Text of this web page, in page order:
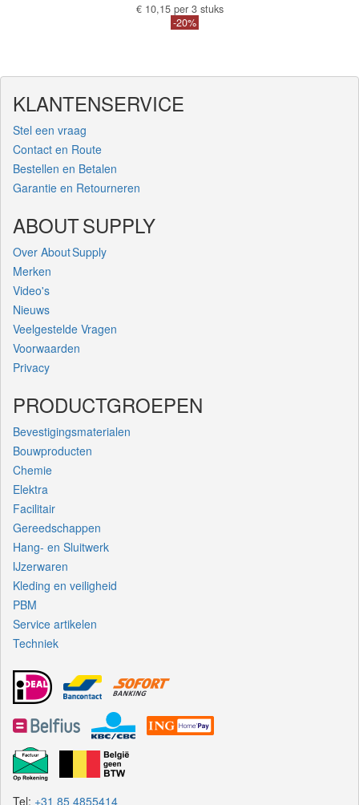
€ 10,15 per 3 stuks
-20%
KLANTENSERVICE
Stel een vraag
Contact en Route
Bestellen en Betalen
Garantie en Retourneren
ABOUT SUPPLY
Over About Supply
Merken
Video's
Nieuws
Veelgestelde Vragen
Voorwaarden
Privacy
PRODUCTGROEPEN
Bevestigingsmaterialen
Bouwproducten
Chemie
Elektra
Facilitair
Gereedschappen
Hang- en Sluitwerk
IJzerwaren
Kleding en veiligheid
PBM
Service artikelen
Techniek
Tel: +31 85 4855414